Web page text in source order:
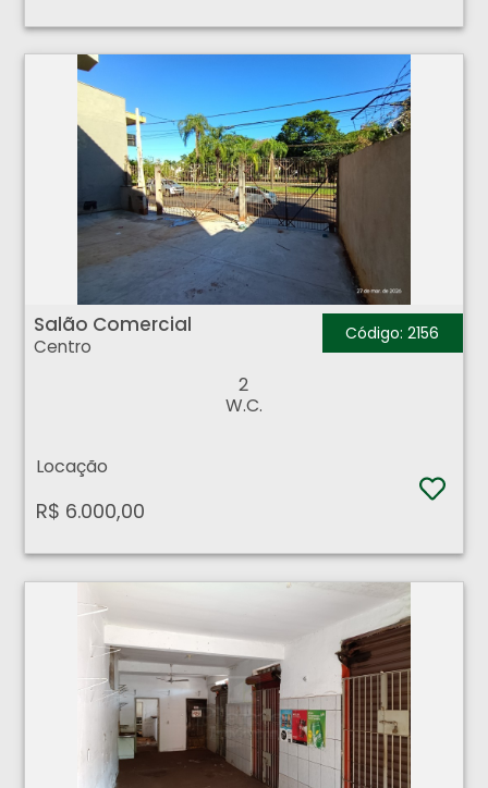
Salão Comercial - Centro - Ribeirão Preto
Salão Comercial
Centro
Código: 2156
2
W.C.
Locação
R$ 6.000,00